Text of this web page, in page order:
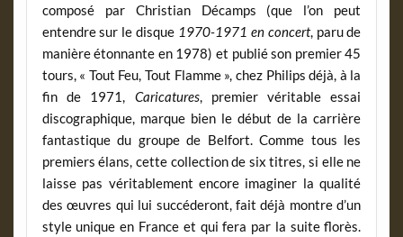
composé par Christian Décamps (que l’on peut
entendre sur le disque 1970-1971 en concert, paru de
manière étonnante en 1978) et publié son premier 45
tours, « Tout Feu, Tout Flamme », chez Philips déjà, à la
fin de 1971, Caricatures, premier véritable essai
discographique, marque bien le début de la carrière
fantastique du groupe de Belfort. Comme tous les
premiers élans, cette collection de six titres, si elle ne
laisse pas véritablement encore imaginer la qualité
des œuvres qui lui succéderont, fait déjà montre d’un
style unique en France et qui fera par la suite florès.